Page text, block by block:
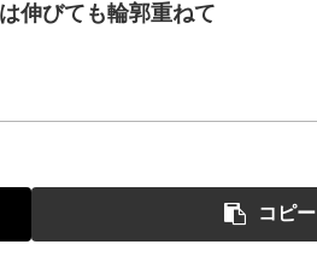
伸びても輪郭重ねて
コピー